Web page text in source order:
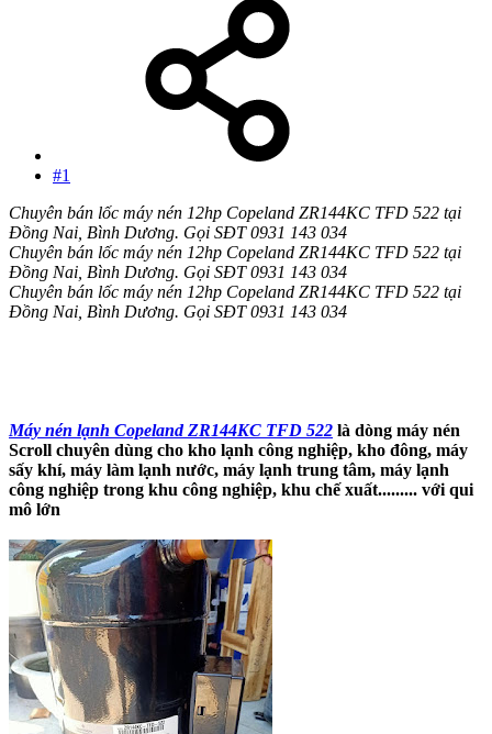
#1
Chuyên bán lốc máy nén 12hp Copeland ZR144KC TFD 522 tại
Đồng Nai, Bình Dương. Gọi SĐT 0931 143 034
Chuyên bán lốc máy nén 12hp Copeland ZR144KC TFD 522 tại
Đồng Nai, Bình Dương. Gọi SĐT 0931 143 034
Chuyên bán lốc máy nén 12hp Copeland ZR144KC TFD 522 tại
Đồng Nai, Bình Dương. Gọi SĐT 0931 143 034
Máy nén lạnh Copeland ZR144KC TFD 522 là dòng máy nén
Scroll chuyên dùng cho kho lạnh công nghiệp, kho đông, máy
sấy khí, máy làm lạnh nước, máy lạnh trung tâm, máy lạnh
công nghiệp trong khu công nghiệp, khu chế xuất......... với qui
mô lớn